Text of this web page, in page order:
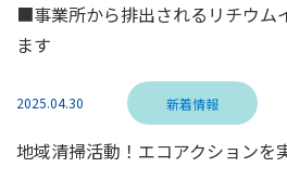
■事業所から排出されるリチウム
ます
2025.04.30 新着情報
地域清掃活動！エコアクションを